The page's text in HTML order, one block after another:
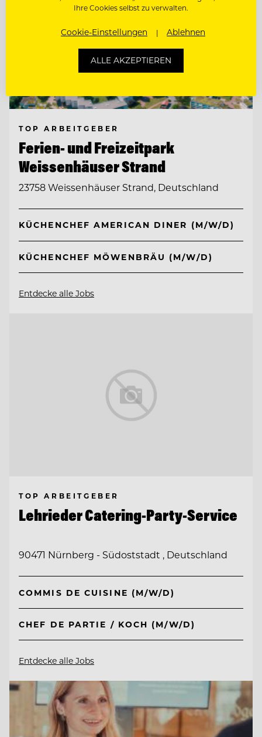
TOP ARBEITGEBER
Ferien- und Freizeitpark
Weissenhäuser Strand
23758 Weissenhäuser Strand, Deutschland
KÜCHENCHEF AMERICAN DINER (M/W/D)
KÜCHENCHEF MÖWENBRÄU (M/W/D)
Entdecke alle Jobs
TOP ARBEITGEBER
Lehrieder Catering-Party-Service
90471 Nürnberg - Südoststadt , Deutschland
COMMIS DE CUISINE (M/W/D)
CHEF DE PARTIE / KOCH (M/W/D)
Entdecke alle Jobs
Ihre Cookies selbst zu verwalten.
Cookie-Einstellungen Ablehnen
ALLE AKZEPTIEREN